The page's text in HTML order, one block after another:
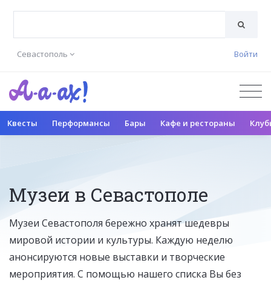
Севастополь Войти
Квесты Перформансы Бары Кафе и рестораны
Музеи в Севастополе
Музеи Севастополя бережно хранят шедевры
мировой истории и культуры. Каждую неделю
анонсируются новые выставки и творческие
мероприятия. С помощью нашего списка Вы без